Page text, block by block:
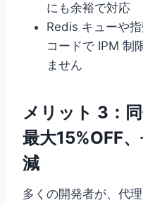
にも余裕で対応
Redis キューや
コードで IPM 制
ません
メリット 3：
最大15%OFF
減
多くの開発者が、代